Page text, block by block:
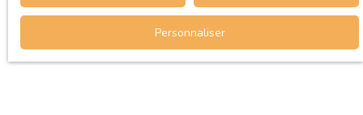
Vente appartement Paris (75009)
Vente appartement Le Perreux-sur-Marne (94170)
Personnaliser